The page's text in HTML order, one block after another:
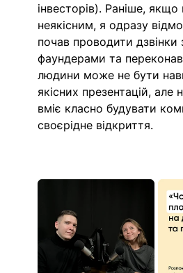
інвесторів). Раніше, якщо
неякісним, я одразу
почав проводити дзвінки
фаундерами та
людини може не бути
якісних презентацій, але
вміє класно будувати
своєрідне відкриття.